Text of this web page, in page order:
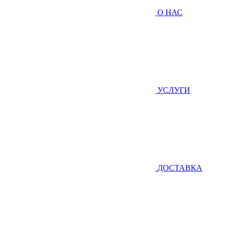
О НАС
УСЛУГИ
ДОСТАВКА